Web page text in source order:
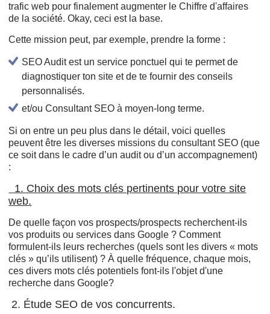
trafic web pour finalement augmenter le Chiffre d'affaires
de la société. Okay, ceci est la base.
Cette mission peut, par exemple, prendre la forme :
SEO Audit est un service ponctuel qui te permet de
diagnostiquer ton site et de te fournir des conseils
personnalisés.
et/ou Consultant SEO à moyen-long terme.
Si on entre un peu plus dans le détail, voici quelles
peuvent être les diverses missions du consultant SEO (que
ce soit dans le cadre d’un audit ou d’un accompagnement)
:
1. Choix des mots clés pertinents pour votre site
web.
De quelle façon vos prospects/prospects recherchent-ils
vos produits ou services dans Google ? Comment
formulent-ils leurs recherches (quels sont les divers « mots
clés » qu’ils utilisent) ? À quelle fréquence, chaque mois,
ces divers mots clés potentiels font-ils l'objet d'une
recherche dans Google?
2. Étude SEO de vos concurrents.